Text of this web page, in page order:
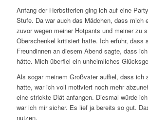
Anfang der Herbstferien ging ich auf eine
Stufe. Da war auch das Mädchen, dass mich
zuvor wegen meiner Hotpants und meiner zu
Oberschenkel kritisiert hatte. Ich erfuhr, dass
Freundinnen an diesem Abend sagte, dass
hätte. Mich überfiel ein unheimliches
Als sogar meinem Großvater auffiel, dass ich
hatte, war ich voll motiviert noch mehr
eine strickte Diät anfangen. Diesmal würde
war ich mir sicher. Es lief ja bereits so gut.
nutzen.